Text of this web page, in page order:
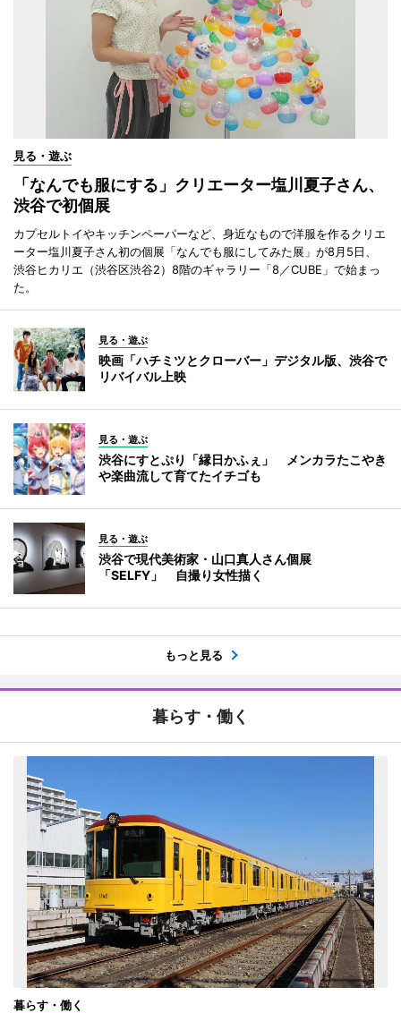
見る・遊ぶ
「なんでも服にする」クリエーター塩川夏子さん、
渋谷で初個展
カプセルトイやキッチンペーパーなど、身近なもので洋服を作るクリエ
ーター塩川夏子さん初の個展「なんでも服にしてみた展」が8月5日、
渋谷ヒカリエ（渋谷区渋谷2）8階のギャラリー「8／CUBE」で始まっ
た。
見る・遊ぶ
映画「ハチミツとクローバー」デジタル版、渋谷で
リバイバル上映
見る・遊ぶ
渋谷にすとぷり「縁日かふぇ」 メンカラたこやき
や楽曲流して育てたイチゴも
見る・遊ぶ
渋谷で現代美術家・山口真人さん個展
「SELFY」 自撮り女性描く
もっと見る
暮らす・働く
暮らす・働く